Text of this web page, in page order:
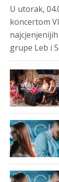
U utorak,
koncertom
grupe Leb i